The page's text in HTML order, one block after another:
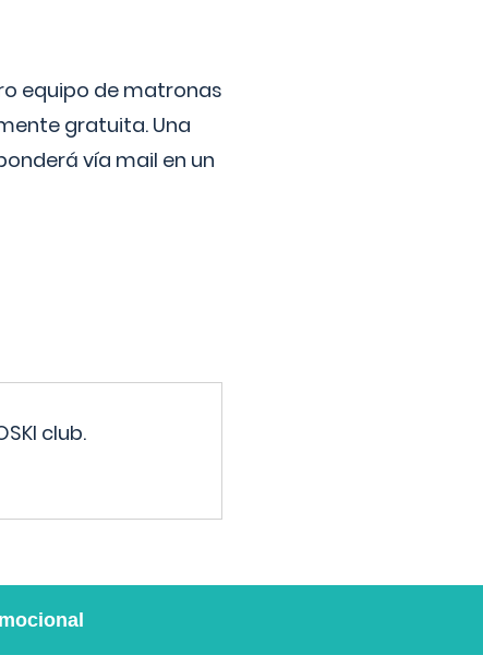
equipo de matronas
gratuita. Una
vía mail en un
club.